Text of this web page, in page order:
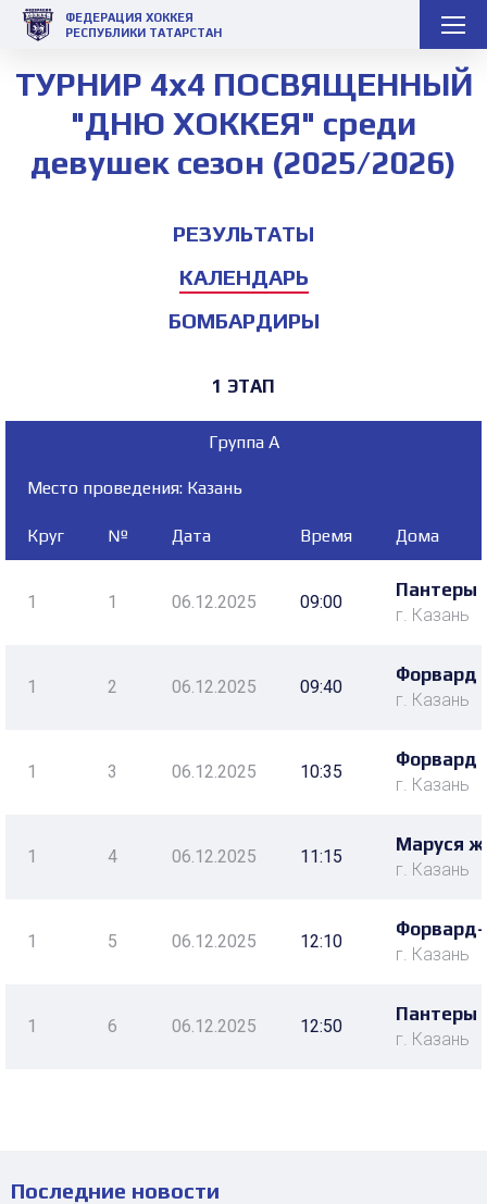
ФЕДЕРАЦИЯ ХОККЕЯ
РЕСПУБЛИКИ ТАТАРСТАН
ТУРНИР 4х4 ПОСВЯЩЕННЫЙ
"ДНЮ ХОККЕЯ" среди
девушек сезон (2025/2026)
РЕЗУЛЬТАТЫ
КАЛЕНДАРЬ
БОМБАРДИРЫ
1 ЭТАП
Группа А
Место проведения: Казань
Круг № Дата Время Дома
1 1 06.12.2025 09:00
Пантеры
г. Казань
1 2 06.12.2025 09:40
Форвард
г. Казань
1 3 06.12.2025 10:35
Форвард
г. Казань
1 4 06.12.2025 11:15
Маруся
г. Казань
1 5 06.12.2025 12:10
г. Казань
1 6 06.12.2025 12:50
Пантеры
г. Казань
Последние новости